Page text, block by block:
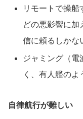
リモートで操船
どの悪影響に加
信に頼るしかな
ジャミング（電
く、有人艦のよ
自律航行が難しい